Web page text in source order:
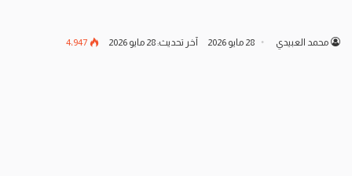
محمد العبيدي 28 مايو 2026 آخر تحديث: 28 مايو 2026 4٬947